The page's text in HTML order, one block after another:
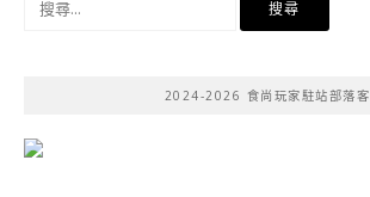
2024-2026 食尚玩家駐站部落客